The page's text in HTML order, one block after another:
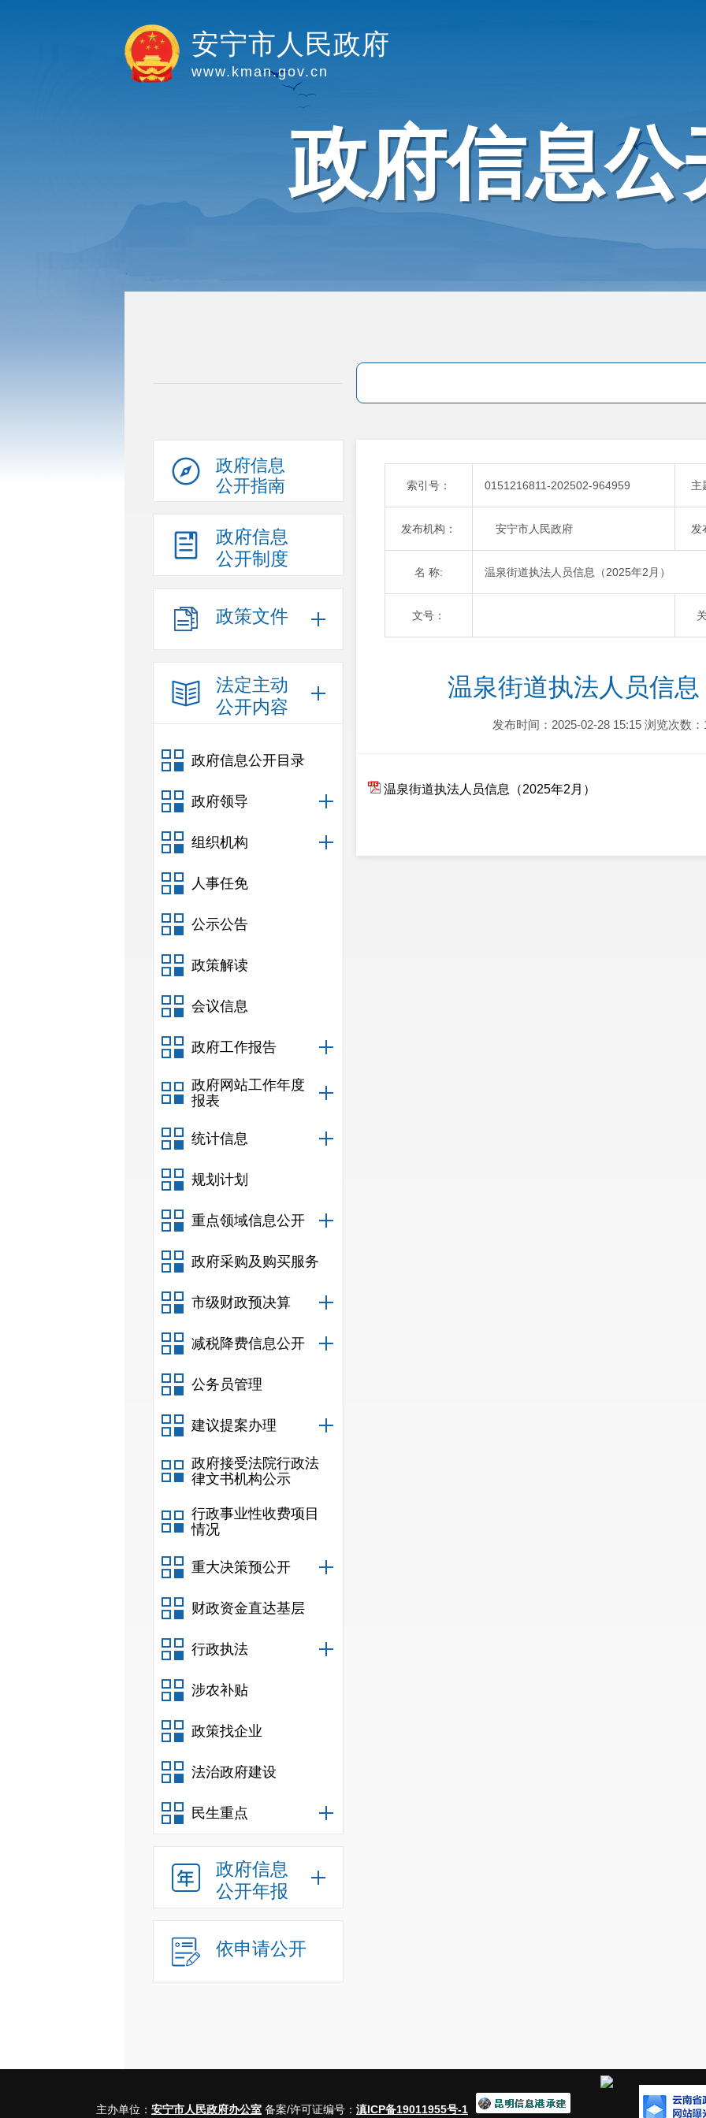
安宁市人民政府
www.kman.gov.cn
政府信息公
政府信息
公开指南
政府信息
公开制度
政策文件
法定主动
公开内容
政府信息公开目录
政府领导
组织机构
人事任免
公示公告
政策解读
会议信息
政府工作报告
政府网站工作年度
报表
统计信息
规划计划
重点领域信息公开
政府采购及购买服务
市级财政预决算
减税降费信息公开
公务员管理
建议提案办理
政府接受法院行政法
律文书机构公示
行政事业性收费项目
情况
重大决策预公开
财政资金直达基层
行政执法
涉农补贴
政策找企业
法治政府建设
民生重点
政府信息
公开年报
依申请公开
索引号： 0151216811-202502-964959 主
发布机构： 安宁市人民政府 发
名 称: 温泉街道执法人员信息（2025年2月）
文号：
温泉街道执法人员信息
发布时间：2025-02-28 15:15 浏览次数：
温泉街道执法人员信息（2025年2月）
主办单位： 安宁市人民政府办公室 备案/许可证编号： 滇ICP备19011955号-1